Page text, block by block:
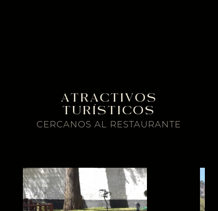
ATRACTIVOS
TURÍSTICOS
CERCANOS AL RESTAURANTE